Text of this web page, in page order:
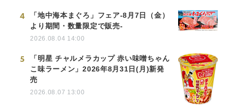
4
「地中海本まぐろ」フェア-8月7日（金）
より期間・数量限定で販売-
2026.08.04 14:00
5
「明星 チャルメラカップ 赤い味噌ちゃん
こ味ラーメン」2026年8月31日(月)新発
売
2026.08.07 13:00